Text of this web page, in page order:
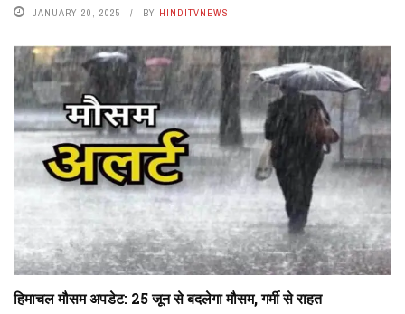
JANUARY 20, 2025 BY HINDITVNEWS
हिमाचल मौसम अपडेट: 25 जून से बदलेगा मौसम, गर्मी से राहत